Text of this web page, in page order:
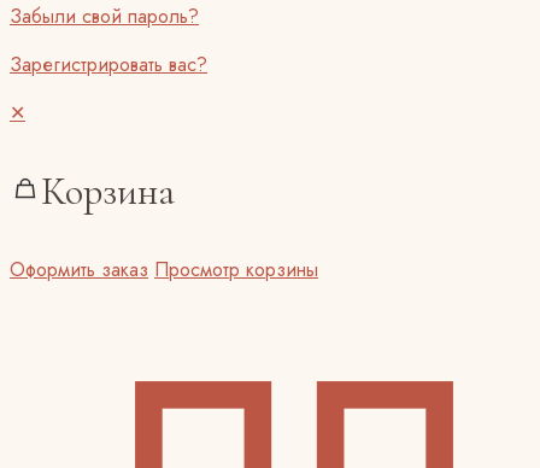
Забыли свой пароль?
Зарегистрировать вас?
✕
Корзина
Оформить заказ Просмотр корзины